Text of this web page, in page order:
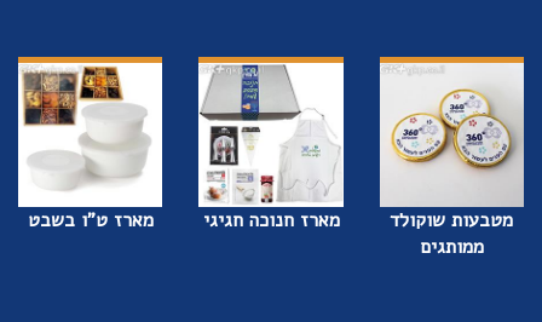
מטבעות שוקולד
ממותגים
מארז חנוכה חגיגי מארז ט"ו בשבט